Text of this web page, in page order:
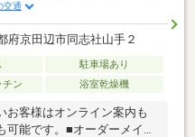
交通
府京田辺市同志社山手２
駐車場あり
チン 浴室乾燥機
お客様はオンライン案内も
能です。■オーダーメイド